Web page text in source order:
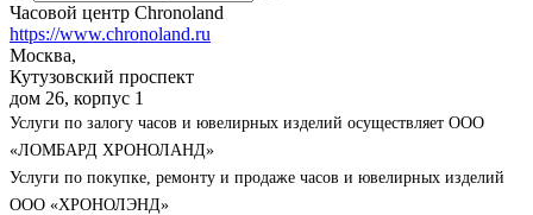
Часовой центр Chronoland
https://www.chronoland.ru
Москва,
Кутузовский проспект
дом 26, корпус 1
Услуги по залогу часов и ювелирных изделий осуществляет ООО
«ЛОМБАРД ХРОНОЛАНД»
Услуги по покупке, ремонту и продаже часов и ювелирных изделий
ООО «ХРОНОЛЭНД»